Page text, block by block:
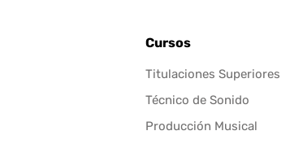
Cursos
Titulaciones Superiores
Técnico de Sonido
Producción Musical